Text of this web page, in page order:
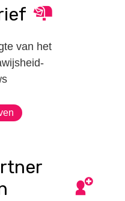
van het